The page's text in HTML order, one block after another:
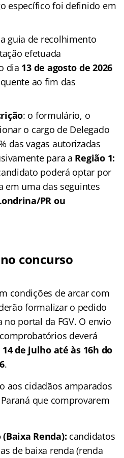
específico foi definido em
a guia de recolhimento
efetuada
dia 13 de agosto de 2026
ao fim das
: o formulário, o
o cargo de Delegado
das vagas autorizadas
para a Região 1:
poderá optar por
em uma das seguintes
PR ou
concurso
condições de arcar com
formalizar o pedido
portal da FGV. O envio
deverá
de julho até às 16h do
.
aos cidadãos amparados
que comprovarem
Renda): candidatos
de baixa renda (renda